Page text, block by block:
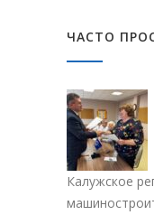
ЧАСТО
Калужское